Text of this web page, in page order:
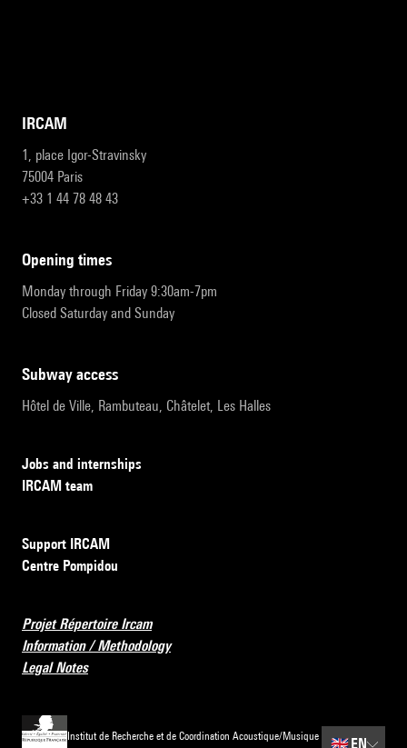
IRCAM
1, place Igor-Stravinsky
75004 Paris
+33 1 44 78 48 43
opening times
Monday through Friday 9:30am-7pm
Closed Saturday and Sunday
subway access
Hôtel de Ville, Rambuteau, Châtelet, Les Halles
Jobs and internships
IRCAM team
Support IRCAM
Centre Pompidou
Projet Répertoire Ircam
Information / Methodology
Legal Notes
Institut de Recherche et de Coordination Acoustique/Musique
🇬🇧 EN